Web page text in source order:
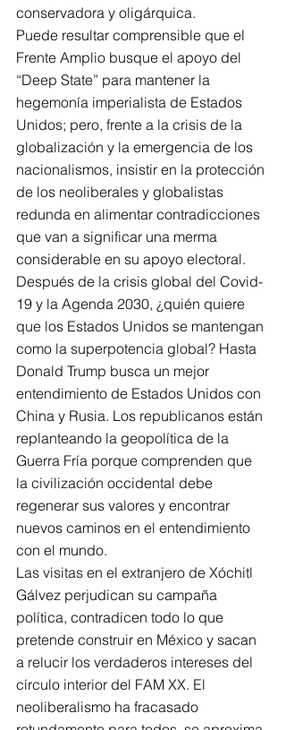
conservadora y oligárquica.
Puede resultar comprensible que el
Frente Amplio busque el apoyo del
“Deep State” para mantener la
hegemonía imperialista de Estados
Unidos; pero, frente a la crisis de la
globalización y la emergencia de los
nacionalismos, insistir en la protección
de los neoliberales y globalistas
redunda en alimentar contradicciones
que van a significar una merma
considerable en su apoyo electoral.
Después de la crisis global del Covid-
19 y la Agenda 2030, ¿quién quiere
que los Estados Unidos se mantengan
como la superpotencia global? Hasta
Donald Trump busca un mejor
entendimiento de Estados Unidos con
China y Rusia. Los republicanos están
replanteando la geopolítica de la
Guerra Fría porque comprenden que
la civilización occidental debe
regenerar sus valores y encontrar
nuevos caminos en el entendimiento
con el mundo.
Las visitas en el extranjero de Xóchitl
Gálvez perjudican su campaña
política, contradicen todo lo que
pretende construir en México y sacan
a relucir los verdaderos intereses del
círculo interior del FAM XX. El
neoliberalismo ha fracasado